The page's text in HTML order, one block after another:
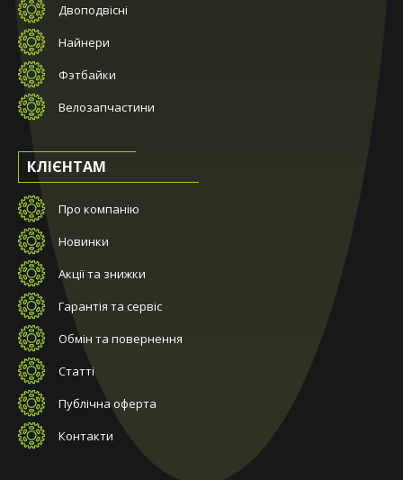
Двоподвісні
Найнери
Фэтбайки
Велозапчастини
КЛІЄНТАМ
Про компанію
Новинки
Акції та знижки
Гарантія та сервіс
Обмін та повернення
Статті
Публічна оферта
Контакти